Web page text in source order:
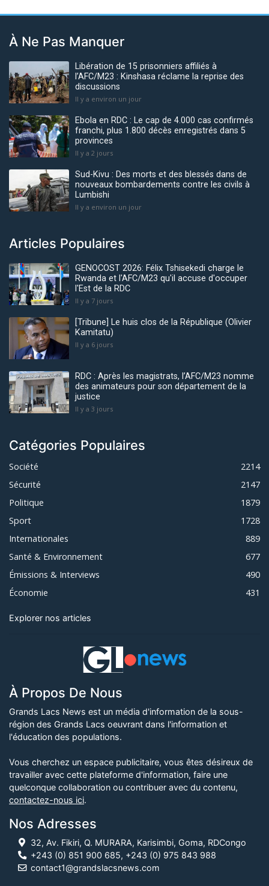
À Ne Pas Manquer
Libération de 15 prisonniers affiliés à
l’AFC/M23 : Kinshasa réclame la reprise des
discussions
Il y a environ un jour
Ebola en RDC : Le cap de 4.000 cas confirmés
franchi, plus 1.800 décès enregistrés dans 5
provinces
Il y a 2 jours
Sud-Kivu : Des morts et des blessés dans de
nouveaux bombardements contre les civils à
Lumbishi
Il y a environ un jour
Articles Populaires
GENOCOST 2026: Félix Tshisekedi charge le
Rwanda et l'AFC/M23 qu'il accuse d'occuper
l'Est de la RDC
Il y a 7 jours
[Tribune] Le huis clos de la République (Olivier
Kamitatu)
Il y a 6 jours
RDC : Après les magistrats, l’AFC/M23 nomme
des animateurs pour son département de la
justice
Il y a 3 jours
Catégories Populaires
Société
2214
Sécurité
2147
Politique
1879
Sport
1728
Internationales
889
Santé & Environnement
677
Émissions & Interviews
490
Économie
431
Explorer nos articles
À Propos De Nous
Grands Lacs News est un média d'information de la sous-
région des Grands Lacs oeuvrant dans l'information et
l'éducation des populations.
Vous cherchez un espace publicitaire, vous êtes désireux de
travailler avec cette plateforme d'information, faire une
quelconque collaboration ou contribuer avec du contenu,
contactez-nous ici.
Nos Adresses
32, Av. Fikiri, Q. MURARA, Karisimbi, Goma, RDCongo
+243 (0) 851 900 685, +243 (0) 975 843 988
contact1@grandslacsnews.com